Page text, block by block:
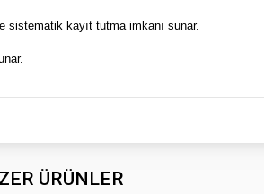
sistematik kayıt tutma imkanı sunar.
ÜRÜNLER